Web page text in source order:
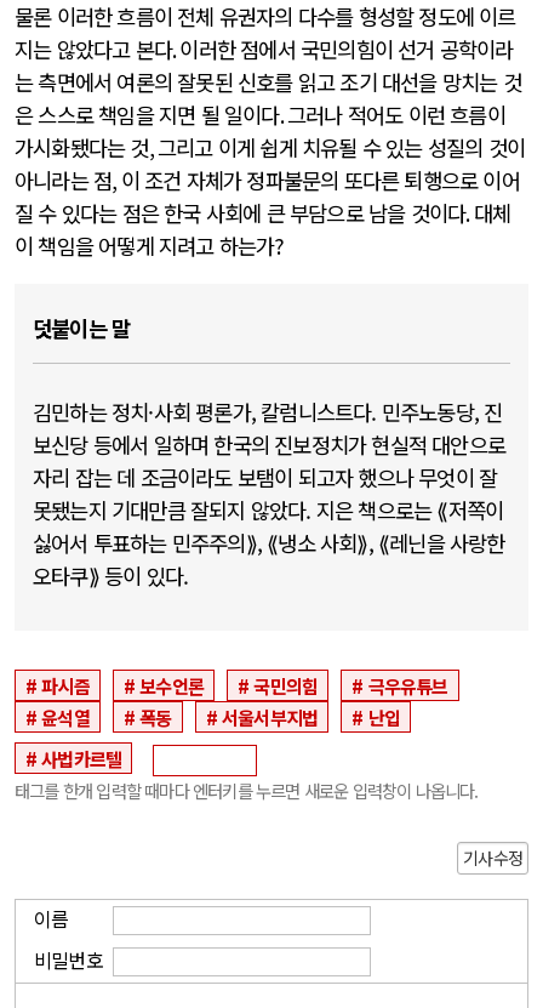
물론 이러한 흐름이 전체 유권자의 다수를 형성할 정도에 이르
지는 않았다고 본다.이러한 점에서 국민의힘이 선거 공학이라
는 측면에서 여론의 잘못된 신호를 읽고 조기 대선을 망치는 것
은 스스로 책임을 지면 될 일이다.그러나 적어도 이런 흐름이
가시화됐다는 것,그리고 이게 쉽게 치유될 수 있는 성질의 것이
아니라는 점, 이 조건 자체가 정파불문의 또다른 퇴행으로 이어
질 수 있다는 점은 한국 사회에 큰 부담으로 남을 것이다.대체
이 책임을 어떻게 지려고 하는가?
덧붙이는 말
김민하는 정치·사회 평론가, 칼럼니스트다. 민주노동당, 진
보신당 등에서 일하며 한국의 진보정치가 현실적 대안으로
자리 잡는 데 조금이라도 보탬이 되고자 했으나 무엇이 잘
못됐는지 기대만큼 잘되지 않았다. 지은 책으로는 ⟪저쪽이
싫어서 투표하는 민주주의⟫, ⟪냉소 사회⟫, ⟪레닌을 사랑한
오타쿠⟫ 등이 있다.
파시즘 보수언론 국민의힘
극우유튜브
윤석열
폭동 서울서부지법
난입
사법카르텔
태그를 한개 입력할 때마다 엔터키를 누르면 새로운 입력창이 나옵니다.
기사수정
이름
비밀번호